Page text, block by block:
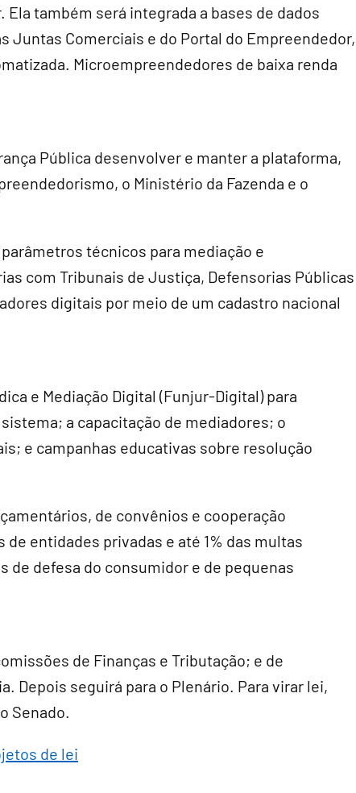
também será integrada a bases de dados
Juntas Comerciais e do Portal do Empreendedor,
Microempreendedores de baixa renda
Pública desenvolver e manter a plataforma,
o Ministério da Fazenda e o
técnicos para mediação e
com Tribunais de Justiça, Defensorias Públicas
digitais por meio de um cadastro nacional
e Mediação Digital (Funjur-Digital) para
a capacitação de mediadores; o
e campanhas educativas sobre resolução
de convênios e cooperação
entidades privadas e até 1% das multas
defesa do consumidor e de pequenas
de Finanças e Tributação; e de
Depois seguirá para o Plenário. Para virar lei,
Senado.
de lei